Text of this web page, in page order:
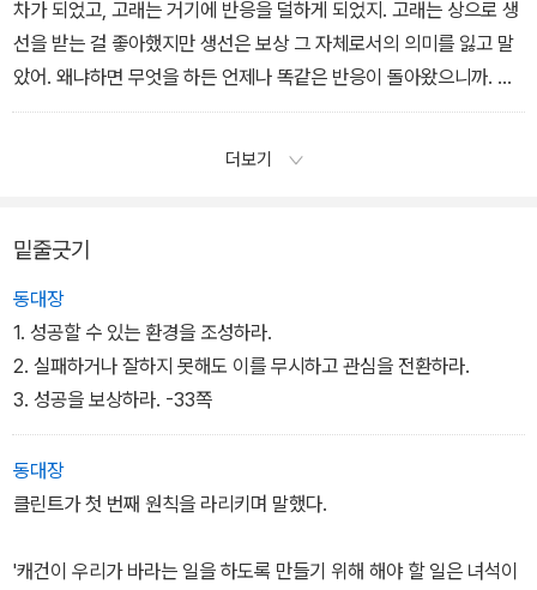
차가 되었고, 고래는 거기에 반응을 덜하게 되었지. 고래는 상으로 생
선을 받는 걸 좋아했지만 생선은 보상 그 자체로서의 의미를 잃고 말
았어. 왜냐하면 무엇을 하든 언제나 똑같은 반응이 돌아왔으니까. 나
중에서야 사람들은 보상의 종류가 다양해지면 고래들의 관심도 높아
더보기
밑줄긋기
동대장
1. 성공할 수 있는 환경을 조성하라.
2. 실패하거나 잘하지 못해도 이를 무시하고 관심을 전환하라.
3. 성공을 보상하라. -33쪽
동대장
클린트가 첫 번째 원칙을 라리키며 말했다.
'캐건이 우리가 바라는 일을 하도록 만들기 위해 해야 할 일은 녀석이